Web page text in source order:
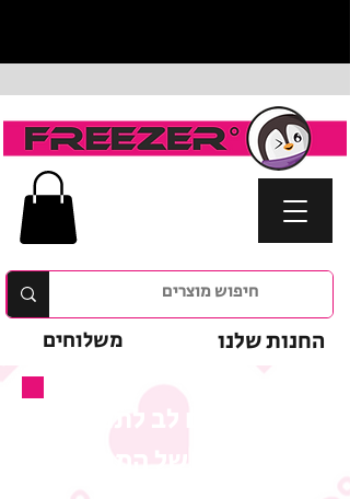
החנות שלנו משלוחים
המבצע של המוצר